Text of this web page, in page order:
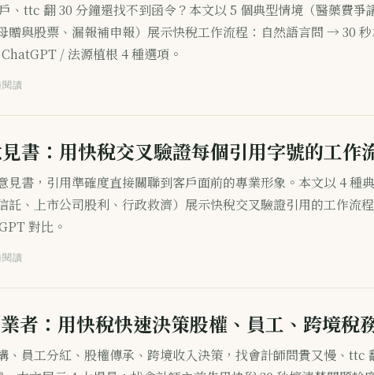
、ttc 翻 30 分鐘還找不到函令？本文以 5 個典型情境（醫藥費爭
贈與股票、漏報補申報）展示快稅工作流程：自然語言問 → 30
/ 法源植根 4 種選項。
讀
書：用快稅交叉驗證每個引用字號的工作
見書，引用準確度直接關聯到客戶面前的專業形象。本文以 4 種
託、上市公司股利、行政救濟）展示快稅交叉驗證引用的工作流
對比。
讀
者：用快稅快速決策股權、員工、跨境稅
、員工分紅、股權傳承、跨境收入決策，找會計師問貴又慢、ttc